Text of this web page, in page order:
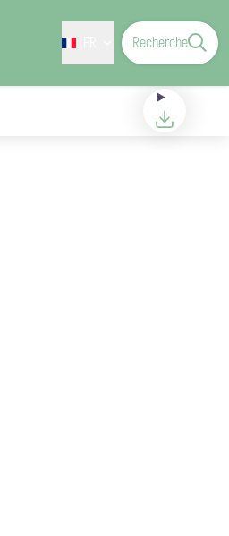
Recherche
Télécharger